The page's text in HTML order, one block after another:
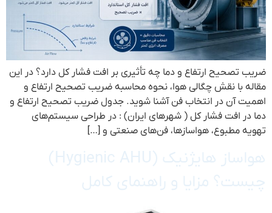
ضریب تصحیح ارتفاع و دما چه تأثیری بر افت فشار کل دارد؟ در این
مقاله با نقش چگالی هوا، نحوه محاسبه ضریب تصحیح ارتفاع و
اهمیت آن در انتخاب فن آشنا شوید. جدول ضریب تصحیح ارتفاع و
دما در افت فشار کل ( شهرهای ایران) : در طراحی سیستم‌های
تهویه مطبوع، هواسازها، فن‌های صنعتی و […]
هواساز هایژنیک (Hygienic AHU)
چیست؟ مزایا و راهنمای کامل